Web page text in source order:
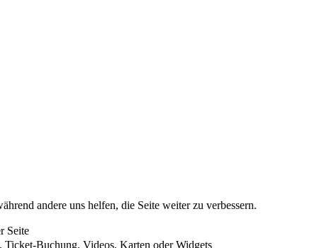
andere uns helfen, die Seite weiter zu verbessern.
Seite
Buchung, Videos, Karten oder Widgets